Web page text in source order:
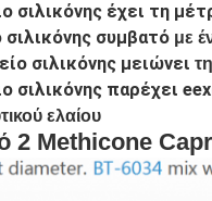
σιλικόνης έχει τη
συμβατό με
σιλικόνης μειώνει
σιλικόνης παρέχει
ελαίου
2 Methicone